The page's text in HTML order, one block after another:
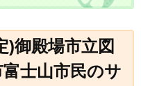
)御殿場市立図
士山市民のサ